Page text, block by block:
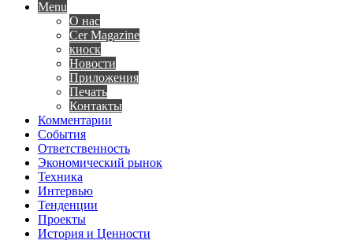
Menu
О нас
Cer Magazine
киоск
Новости
Приложения
Печать
Контакты
Комментарии
События
Ответственность
Экономический рынок
Техника
Интервью
Тенденции
Проекты
История и Ценности